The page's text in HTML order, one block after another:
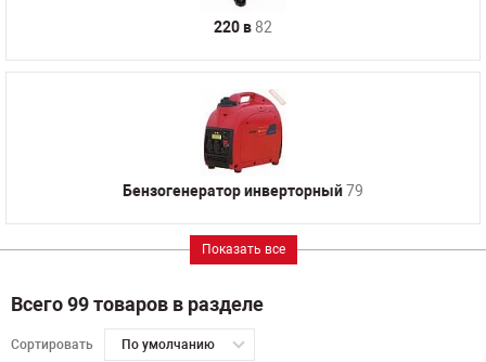
220 в 82
Бензогенератор инверторный79
Показать все
Всего 99 товаров в разделе
Сортировать По умолчанию